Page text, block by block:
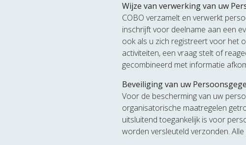
Wijze van verwerking van uw
COBO verzamelt en verwerkt
inschrijft voor deelname aan een
ook als u zich registreert voor het
activiteiten, een vraag stelt of
gecombineerd met informatie
Beveiliging van uw
Voor de bescherming van uw
organisatorische maatregelen
uitsluitend toegankelijk is voor
worden versleuteld verzonden.